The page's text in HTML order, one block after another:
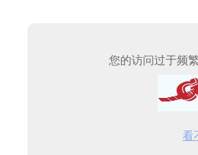
您的访问过于频
看